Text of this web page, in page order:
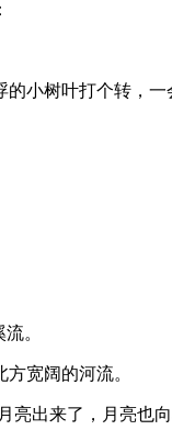
小树叶打个转，
。
宽阔的河流。
出来了，月亮也向